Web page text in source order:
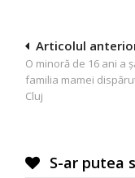
Navigare
în
articole
Articolul
O minoră de 16 ani a
familia mamei
Cluj
S-ar putea